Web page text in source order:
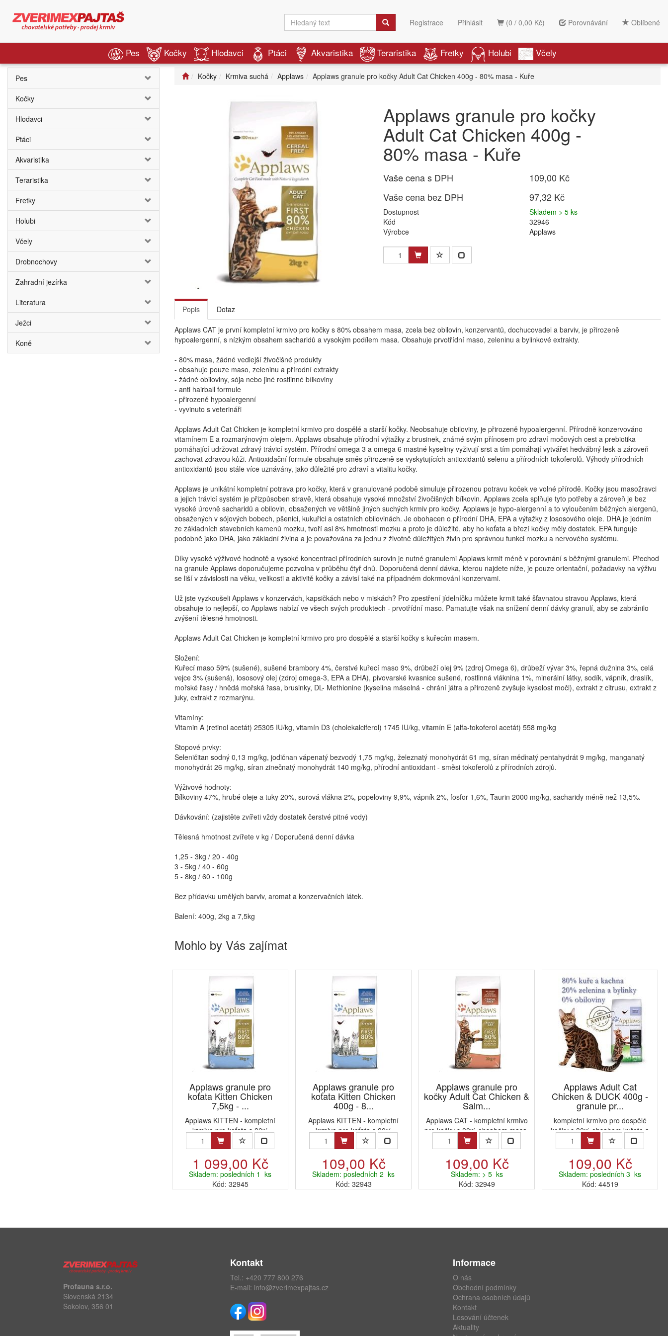
(0 / 0,00 Kč) Porovnávání Oblíbené
Registrace Přihlásit
Pes Kočky Hlodavci Ptáci Akvaristika Teraristika Fretky Holubi Včely
Pes
Kočky
Hlodavci
Ptáci
Akvaristika
Teraristika
Fretky
Holubi
Včely
Drobnochovy
Zahradní jezírka
Literatura
Ježci
Koně
Kočky Krmiva suchá Applaws Applaws granule pro kočky Adult Cat Chicken 400g - 80% masa - Kuře
Applaws granule pro kočky
Adult Cat Chicken 400g -
80% masa - Kuře
Vaše cena s DPH
109,00 Kč
Vaše cena bez DPH
97,32 Kč
Dostupnost
Skladem > 5 ks
Kód
32946
Výrobce
Applaws
Popis Dotaz
Applaws CAT je první kompletní krmivo pro kočky s 80% obsahem masa, zcela bez obilovin, konzervantů, dochucovadel a barviv, je přirozeně
hypoalergenní, s nízkým obsahem sacharidů a vysokým podílem masa. Obsahuje prvotřídní maso, zeleninu a bylinkové extrakty.
- 80% masa, žádné vedlejší živočišné produkty
- obsahuje pouze maso, zeleninu a přírodní extrakty
- žádné obiloviny, sója nebo jiné rostlinné bílkoviny
- anti hairball formule
- přirozeně hypoalergenní
- vyvinuto s veterináři
Applaws Adult Cat Chicken je kompletní krmivo pro dospělé a starší kočky. Neobsahuje obiloviny, je přirozeně hypoalergenní. Přírodně konzervováno
vitamínem E a rozmarýnovým olejem. Applaws obsahuje přírodní výtažky z brusinek, známé svým přínosem pro zdraví močových cest a prebiotika
pomáhající udržovat zdravý trávicí systém. Přírodní omega 3 a omega 6 mastné kyseliny vyživují srst a tím pomáhají vytvářet hedvábný lesk a zároveň
zachovat zdravou kůži. Antioxidační formule obsahuje směs přirozeně se vyskytujících antioxidantů selenu a přírodních tokoferolů. Výhody přírodních
antioxidantů jsou stále více uznávány, jako důležité pro zdraví a vitalitu kočky.
Applaws je unikátní kompletní potrava pro kočky, která v granulované podobě simuluje přirozenou potravu koček ve volné přírodě. Kočky jsou masožravci
a jejich trávicí systém je přizpůsoben stravě, která obsahuje vysoké množství živočišných bílkovin. Applaws zcela splňuje tyto potřeby a zároveň je bez
vysoké úrovně sacharidů a obilovin, obsažených ve většině jiných suchých krmiv pro kočky. Applaws je hypo-alergenní a to vyloučením běžných alergenů,
obsažených v sójových bobech, pšenici, kukuřici a ostatních obilovinách. Je obohacen o přírodní DHA, EPA a výtažky z lososového oleje. DHA je jedním
ze základních stavebních kamenů mozku, tvoří asi 8% hmotnosti mozku a proto je důležité, aby ho koťata a březí kočky měly dostatek. EPA funguje
podobně jako DHA, jako základní živina a je považována za jednu z životně důležitých živin pro správnou funkci mozku a nervového systému.
Díky vysoké výživové hodnotě a vysoké koncentraci přírodních surovin je nutné granulemi Applaws krmit méně v porovnání s běžnými granulemi. Přechod
na granule Applaws doporučujeme pozvolna v průběhu čtyř dnů. Doporučená denní dávka, kterou najdete níže, je pouze orientační, požadavky na výživu
se liší v závislosti na věku, velikosti a aktivitě kočky a závisí také na případném dokrmování konzervami.
Už jste vyzkoušeli Applaws v konzervách, kapsičkách nebo v miskách? Pro zpestření jídelníčku můžete krmit také šťavnatou stravou Applaws, která
obsahuje to nejlepší, co Applaws nabízí ve všech svých produktech - prvotřídní maso. Pamatujte však na snížení denní dávky granulí, aby se zabránilo
zvýšení tělesné hmotnosti.
Applaws Adult Cat Chicken je kompletní krmivo pro pro dospělé a starší kočky s kuřecím masem.
Složení:
Kuřecí maso 59% (sušené), sušené brambory 4%, čerstvé kuřecí maso 9%, drůbeží olej 9% (zdroj Omega 6), drůbeží vývar 3%, řepná dužnina 3%, celá
vejce 3% (sušená), lososový olej (zdroj omega-3, EPA a DHA), pivovarské kvasnice sušené, rostlinná vláknina 1%, minerální látky, sodík, vápník, draslík,
mořské řasy / hnědá mořská řasa, brusinky, DL- Methionine (kyselina máselná - chrání játra a přirozeně zvyšuje kyselost moči), extrakt z citrusu, extrakt z
juky, extrakt z rozmarýnu.
Vitamíny:
Vitamin A (retinol acetát) 25305 IU/kg, vitamín D3 (cholekalciferol) 1745 IU/kg, vitamín E (alfa-tokoferol acetát) 558 mg/kg
Stopové prvky:
Seleničitan sodný 0,13 mg/kg, jodičnan vápenatý bezvodý 1,75 mg/kg, železnatý monohydrát 61 mg, síran měďnatý pentahydrát 9 mg/kg, manganatý
monohydrát 26 mg/kg, síran zinečnatý monohydrát 140 mg/kg, přírodní antioxidant - směsi tokoferolů z přírodních zdrojů.
Výživové hodnoty:
Bílkoviny 47%, hrubé oleje a tuky 20%, surová vlákna 2%, popeloviny 9,9%, vápník 2%, fosfor 1,6%, Taurin 2000 mg/kg, sacharidy méně než 13,5%.
Dávkování: (zajistěte zvířeti vždy dostatek čerstvé pitné vody)
Tělesná hmotnost zvířete v kg / Doporučená denní dávka
1,25 - 3kg / 20 - 40g
3 - 5kg / 40 - 60g
5 - 8kg / 60 - 100g
Bez přídavku umělých barviv, aromat a konzervačních látek.
Balení: 400g, 2kg a 7,5kg
Mohlo by Vás zajímat
Applaws granule pro
koťata Kitten Chicken
7,5kg - ...
Applaws KITTEN - kompletní
krmivo pro koťata s 80%
obsahem m...
1 099,00 Kč
Skladem: posledních 1 ks
Kód: 32945
Applaws granule pro
koťata Kitten Chicken
400g - 8...
Applaws KITTEN - kompletní
krmivo pro koťata s 80%
obsahem m...
109,00 Kč
Skladem: posledních 2 ks
Kód: 32943
Applaws granule pro
kočky Adult Cat Chicken &
Salm...
Applaws CAT - kompletní krmivo
pro kočky s 80% obsahem masa.
109,00 Kč
Skladem: > 5 ks
Kód: 32949
Applaws Adult Cat
Chicken & DUCK 400g -
granule pr...
kompletní krmivo pro dospělé
kočky s 80% obsahem kuřete a
ka...
109,00 Kč
Skladem: posledních 3 ks
Kód: 44519
Profauna s.r.o.
Slovenská 2134
Sokolov, 356 01
Kontakt
Tel.: +420 777 800 276
E-mail: info@zverimexpajtas.cz
Informace
O nás
Obchodní podmínky
Ochrana osobních údajů
Kontakt
Losování účtenek
Aktuality